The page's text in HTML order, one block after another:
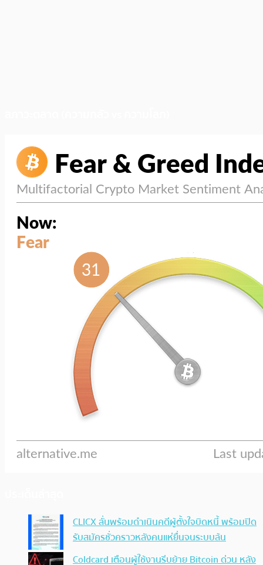
CLICX ลั่นพร้อมดำเนินคดีผู้ตั้งใจบิดหนี้ พร้อมปิด
รับสมัครชั่วคราวหลังคนแห่ยื่นจนระบบล้น
Coldcard เตือนผู้ใช้งานรีบย้าย Bitcoin ด่วน หลัง